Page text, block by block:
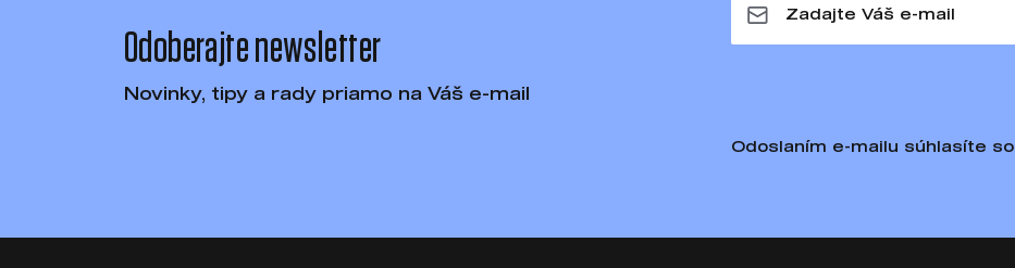
Odoberajte newsletter
Novinky, tipy a rady priamo na Váš e-mail
Odoslaním e-mailu súhlasíte so